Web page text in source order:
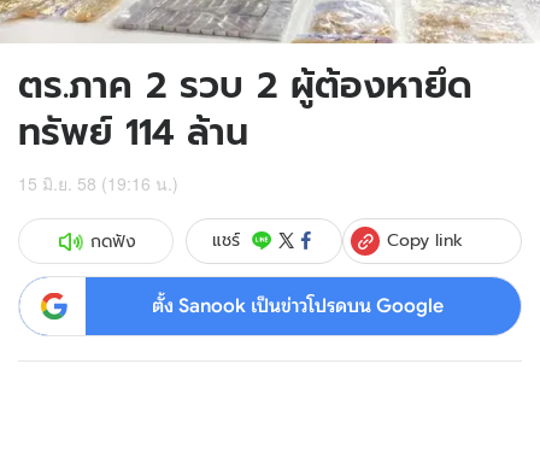
ตร.ภาค 2 รวบ 2 ผู้ต้องหายึด
ทรัพย์ 114 ล้าน
15 มิ.ย. 58 (19:16 น.)
กดฟัง แชร์ Copy link
ตั้ง Sanook เป็นข่าวโปรดบน Google